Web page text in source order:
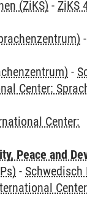
(ZiKS) - ZiKS
-
-
Center:
Center:
Peace and
- Schwedisch